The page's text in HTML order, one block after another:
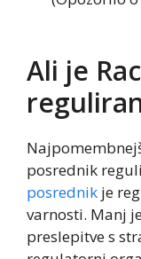
Ali je
posrednik
posrednik je
varnosti. Manj
preslepitve s